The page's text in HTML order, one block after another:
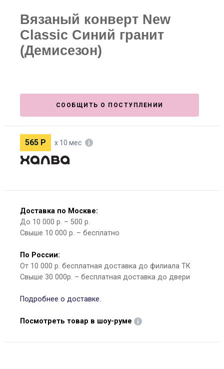
Вязаный конверт New
Classic Синий гранит
(Демисезон)
СООБЩИТЬ О ПОСТУПЛЕНИИ
565 Р х 10 мес
Доставка по Москве:
До 10 000 р. – 500 р.
Свыше 10 000 р. – бесплатно
По России:
От 10 000 р. бесплатная доставка до филиала ТК
Свыше 30 000р. – бесплатная доставка до двери
Подробнее о доставке.
Посмотреть товар в шоу-руме